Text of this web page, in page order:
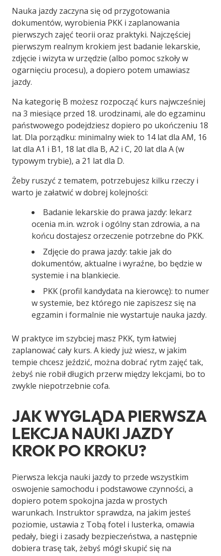
Nauka jazdy zaczyna się od przygotowania
dokumentów, wyrobienia PKK i zaplanowania
pierwszych zajęć teorii oraz praktyki. Najczęściej
pierwszym realnym krokiem jest badanie lekarskie,
zdjęcie i wizyta w urzędzie (albo pomoc szkoły w
ogarnięciu procesu), a dopiero potem umawiasz
jazdy.
Na kategorię B możesz rozpocząć kurs najwcześniej
na 3 miesiące przed 18. urodzinami, ale do egzaminu
państwowego podejdziesz dopiero po ukończeniu 18
lat. Dla porządku: minimalny wiek to 14 lat dla AM, 16
lat dla A1 i B1, 18 lat dla B, A2 i C, 20 lat dla A (w
typowym trybie), a 21 lat dla D.
Żeby ruszyć z tematem, potrzebujesz kilku rzeczy i
warto je załatwić w dobrej kolejności:
Badanie lekarskie do prawa jazdy: lekarz
ocenia m.in. wzrok i ogólny stan zdrowia, a na
końcu dostajesz orzeczenie potrzebne do PKK.
Zdjęcie do prawa jazdy: takie jak do
dokumentów, aktualne i wyraźne, bo będzie w
systemie i na blankiecie.
PKK (profil kandydata na kierowcę): to numer
w systemie, bez którego nie zapiszesz się na
egzamin i formalnie nie wystartuje nauka jazdy.
W praktyce im szybciej masz PKK, tym łatwiej
zaplanować cały kurs. A kiedy już wiesz, w jakim
tempie chcesz jeździć, można dobrać rytm zajęć tak,
żebyś nie robił długich przerw między lekcjami, bo to
zwykle niepotrzebnie cofa.
JAK WYGLĄDA PIERWSZA
LEKCJA NAUKI JAZDY
KROK PO KROKU?
Pierwsza lekcja nauki jazdy to przede wszystkim
oswojenie samochodu i podstawowe czynności, a
dopiero potem spokojna jazda w prostych
warunkach. Instruktor sprawdza, na jakim jesteś
poziomie, ustawia z Tobą fotel i lusterka, omawia
pedały, biegi i zasady bezpieczeństwa, a następnie
dobiera trasę tak, żebyś mógł skupić się na